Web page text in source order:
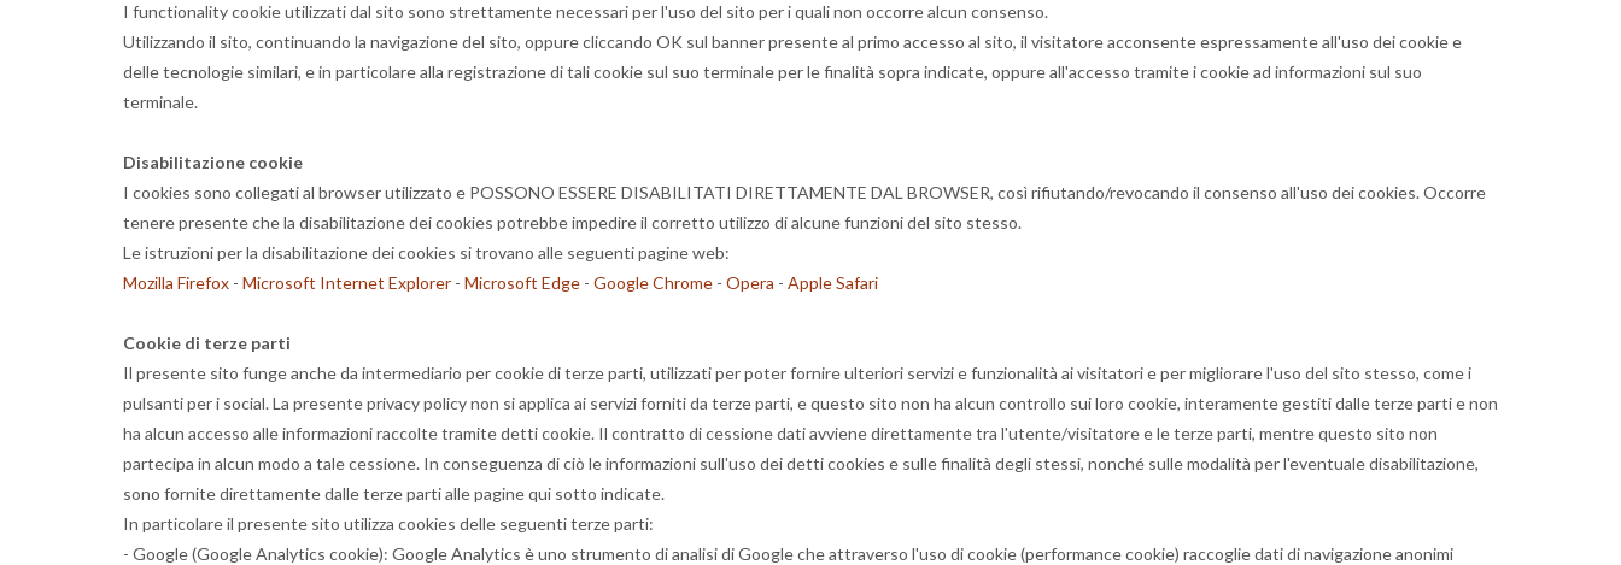
I functionality cookie utilizzati dal sito sono strettamente necessari per l'uso del sito per i quali non occorre alcun consenso.
Utilizzando il sito, continuando la navigazione del sito, oppure cliccando OK sul banner presente al primo accesso al sito, il visitatore acconsente espressamente all'uso dei cookie e
delle tecnologie similari, e in particolare alla registrazione di tali cookie sul suo terminale per le finalità sopra indicate, oppure all'accesso tramite i cookie ad informazioni sul suo
terminale.
Disabilitazione cookie
I cookies sono collegati al browser utilizzato e POSSONO ESSERE DISABILITATI DIRETTAMENTE DAL BROWSER, così rifiutando/revocando il consenso all'uso dei cookies. Occorre
tenere presente che la disabilitazione dei cookies potrebbe impedire il corretto utilizzo di alcune funzioni del sito stesso.
Le istruzioni per la disabilitazione dei cookies si trovano alle seguenti pagine web:
Mozilla Firefox - Microsoft Internet Explorer - Microsoft Edge - Google Chrome - Opera - Apple Safari
Cookie di terze parti
Il presente sito funge anche da intermediario per cookie di terze parti, utilizzati per poter fornire ulteriori servizi e funzionalità ai visitatori e per migliorare l'uso del sito stesso, come i
pulsanti per i social. La presente privacy policy non si applica ai servizi forniti da terze parti, e questo sito non ha alcun controllo sui loro cookie, interamente gestiti dalle terze parti e non
ha alcun accesso alle informazioni raccolte tramite detti cookie. Il contratto di cessione dati avviene direttamente tra l'utente/visitatore e le terze parti, mentre questo sito non
partecipa in alcun modo a tale cessione. In conseguenza di ciò le informazioni sull'uso dei detti cookies e sulle finalità degli stessi, nonché sulle modalità per l'eventuale disabilitazione,
sono fornite direttamente dalle terze parti alle pagine qui sotto indicate.
In particolare il presente sito utilizza cookies delle seguenti terze parti:
- Google (Google Analytics cookie): Google Analytics è uno strumento di analisi di Google che attraverso l'uso di cookie (performance cookie) raccoglie dati di navigazione anonimi